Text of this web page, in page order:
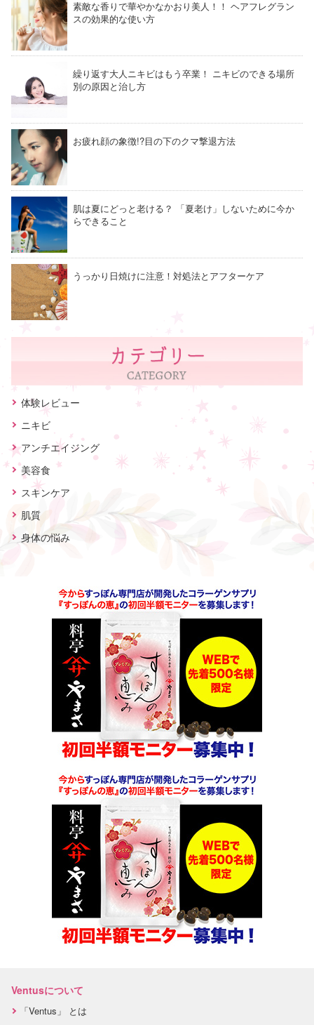
素敵な香りで華やかなかおり美人！！ ヘアフレグラン
スの効果的な使い方
繰り返す大人ニキビはもう卒業！ ニキビのできる場所
別の原因と治し方
お疲れ顔の象徴!?目の下のクマ撃退方法
肌は夏にどっと老ける？ 「夏老け」しないために今か
らできること
うっかり日焼けに注意！対処法とアフターケア
体験レビュー
ニキビ
アンチエイジング
美容食
スキンケア
肌質
身体の悩み
Ventusについて
「Ventus」 とは